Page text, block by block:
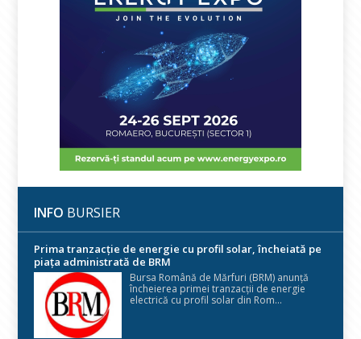
INFO BURSIER
Prima tranzacție de energie cu profil solar, încheiată pe
piața administrată de BRM
Bursa Română de Mărfuri (BRM) anunță
încheierea primei tranzacții de energie
electrică cu profil solar din Rom...